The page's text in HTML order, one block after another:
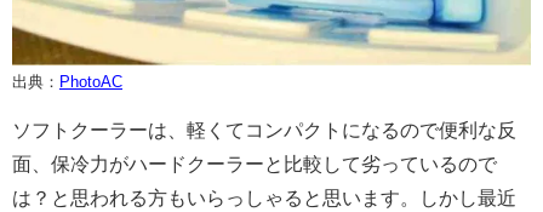
出典： PhotoAC
ソフトクーラーは、軽くてコンパクトになるので便利な反
面、保冷力がハードクーラーと比較して劣っているので
は？と思われる方もいらっしゃると思います。しかし最近